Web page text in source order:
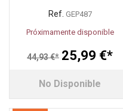
Ref. GEP487
Próximamente disponible
44,93 €* 25,99 €*
No Disponible